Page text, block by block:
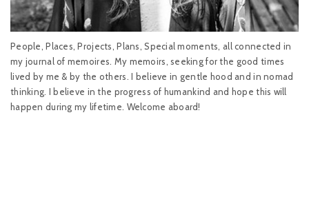
People, Places, Projects, Plans, Special moments, all connected in
my journal of memoires. My memoirs, seeking for the good times
lived by me & by the others. I believe in gentle hood and in nomad
thinking. I believe in the progress of humankind and hope this will
happen during my lifetime. Welcome aboard!